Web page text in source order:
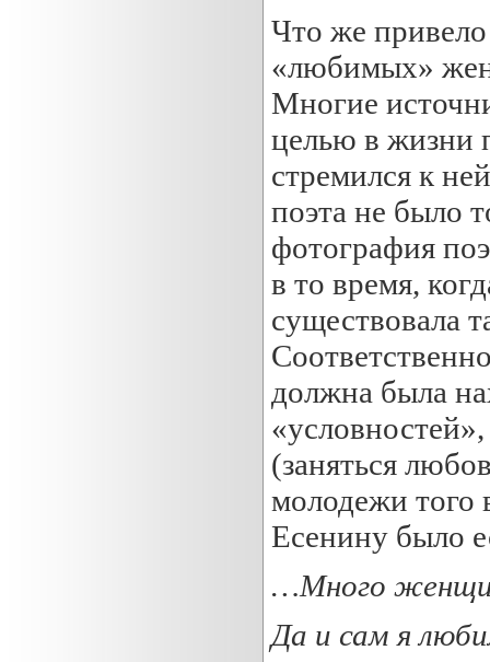
Что же
«любимых»
Многие
целью в жизни
стремился к
поэта не было
фотография
в то время,
существовала
должна была
(заняться
молодежи того
Есенину было
…Много
Да и сам я